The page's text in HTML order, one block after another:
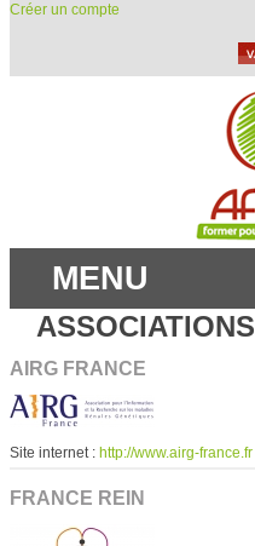
Créer un compte
MENU
ASSOCIATIONS
AIRG FRANCE
Site internet : http://www.airg-france.fr
FRANCE REIN